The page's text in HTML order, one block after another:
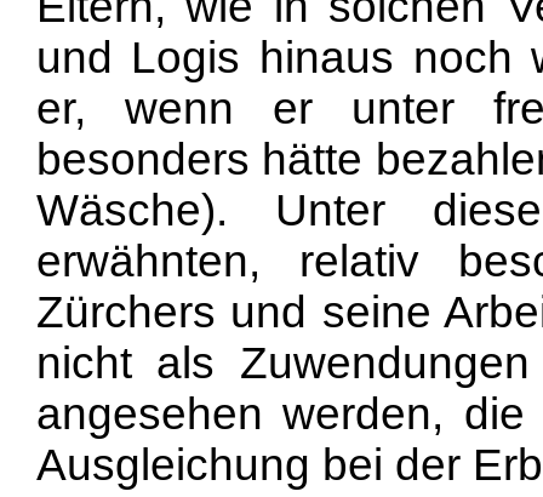
und Logis hinaus noch
er, wenn er unter
besonders hätte
Wäsche). Unter
erwähnten, relativ
Zürchers und seine
nicht als
angesehen werden,
Ausgleichung bei der